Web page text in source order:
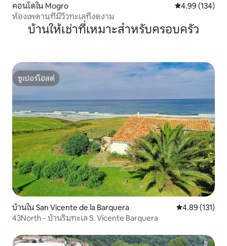
คอนโดใน Mogro คะแนนเฉลี่ย
4.99 (134)
ห้องเพดานที่มีวิวทะเลที่งดงาม
บ้านให้เช่าที่เหมาะสำหรับครอบครัว
ซูเปอร์โฮสต์
ซูเปอร์โฮสต์
บ้านใน San Vicente de la Barquera คะแนนเฉลี่ย
4.89 (131)
43North - บ้านริมทะเล S. Vicente Barquera